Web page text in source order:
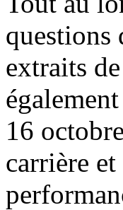
extraits
16
carrière